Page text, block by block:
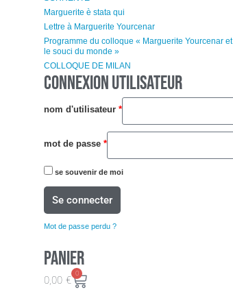
Marguerite è stata qui
Lettre à Marguerite Yourcenar
Programme du colloque « Marguerite Yourcenar et
le souci du monde »
COLLOQUE DE MILAN
CONNEXION UTILISATEUR
nom d'utilisateur *
mot de passe *
se souvenir de moi
Se connecter
Mot de passe perdu ?
Panier
0,00 €
0